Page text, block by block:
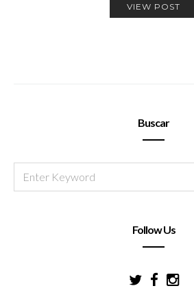
VIEW POST
Buscar
FOR:
Follow Us